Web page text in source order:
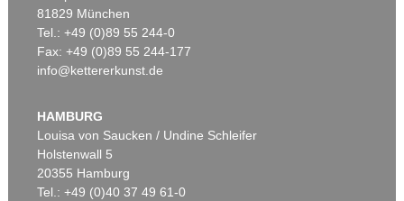
81829 München
Tel.: +49 (0)89 55 244-0
Fax: +49 (0)89 55 244-177
info@kettererkunst.de
HAMBURG
Louisa von Saucken / Undine Schleifer
Holstenwall 5
20355 Hamburg
Tel.: +49 (0)40 37 49 61-0